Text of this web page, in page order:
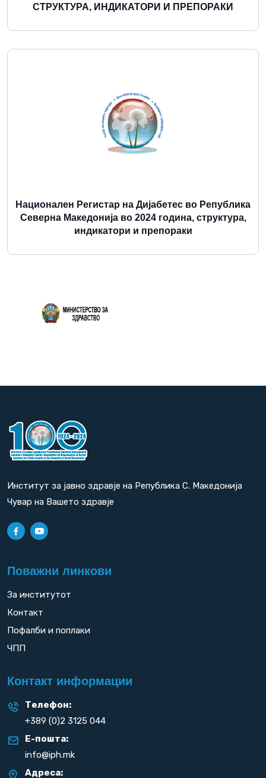
СТРУКТУРА, ИНДИКАТОРИ И ПРЕПОРАКИ
Повеќе
Национален Регистар на Дијабетес во Република
Северна Македонија во 2024 година, структура,
индикатори и препораки
Институт за јавно здравје на Република С. Македонија
Чувар на Вашето здравје
Поважни линкови
За институтот
Контакт
Пофалби и поплаки
ЧПП
Контакт информации
Телефон:
+389 (0)2 3125 044
Е-пошта:
info@iph.mk
Адреса: